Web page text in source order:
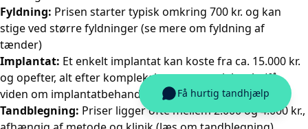
Fyldning: Prisen starter typisk omkring 700 kr. og kan
stige ved større fyldninger (se mere om fyldning af
tænder)
Implantat: Et enkelt implantat kan koste fra ca. 15.000 kr.
og opefter, alt efter kompleksitet og materialevalg (få
viden om implantatbehandling
)
Tandblegning: Priser ligger ofte mellem 2.000 og 4.000 kr.,